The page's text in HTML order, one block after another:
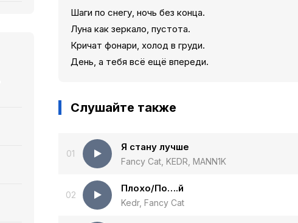
Шаги по снегу, ночь без конца.
Луна как зеркало, пустота.
Кричат фонари, холод в груди.
День, а тебя всё ещё впереди.
Слушайте также
01
Я стану лучше
Fancy Cat, KEDR, MANN1K
02
Плохо/По….й
Kedr, Fancy Cat